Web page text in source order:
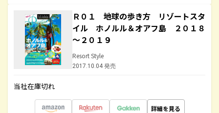
Ｒ０１ 地球の歩き方 リゾートスタ
イル ホノルル＆オアフ島 ２０１８
～２０１９
Resort Style
2017.10.04 発売
当社在庫切れ
詳細を見る